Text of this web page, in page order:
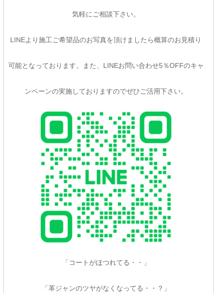
気軽にご相談下さい。
LINEより施工ご希望品のお写真を頂けましたら概算のお見積り
可能となっております。また、LINEお問い合わせ5％OFFのキャ
ンペーンの実施しておりますのでぜひご活用下さい。
「コートがほつれてる・・」
「革ジャンのツヤがなくなってる・・？」